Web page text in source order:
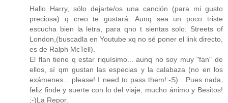
Hallo Harry, sólo dejarte/os una canción (para mi gusto
preciosa) q creo te gustará. Aunq sea un poco triste
escucha bien la letra, para qno t sientas solo: Streets of
London,(buscadla en Youtube xq no sé poner el link directo,
es de Ralph McTell).
El flan tiene q estar riquísimo... aunq no soy muy "fan" de
ellos, sí qm gustan las especias y la calabaza (no en los
exámenes... please! I need to pass them!:-S) . Pues nada,
feliz finde y suerte con lo del viaje, mucho ánimo y Besitos!
;-)La Repor.